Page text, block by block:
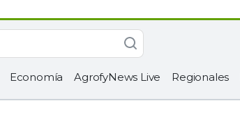
Economía AgrofyNews Live Regionales